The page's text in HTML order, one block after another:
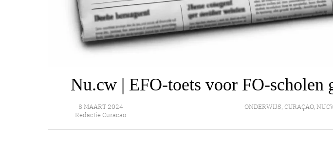
Nu.cw | EFO-toets voor FO-scholen
8 MAART 2024
Redactie Curacao
ONDERWIJS,CURAÇAO,